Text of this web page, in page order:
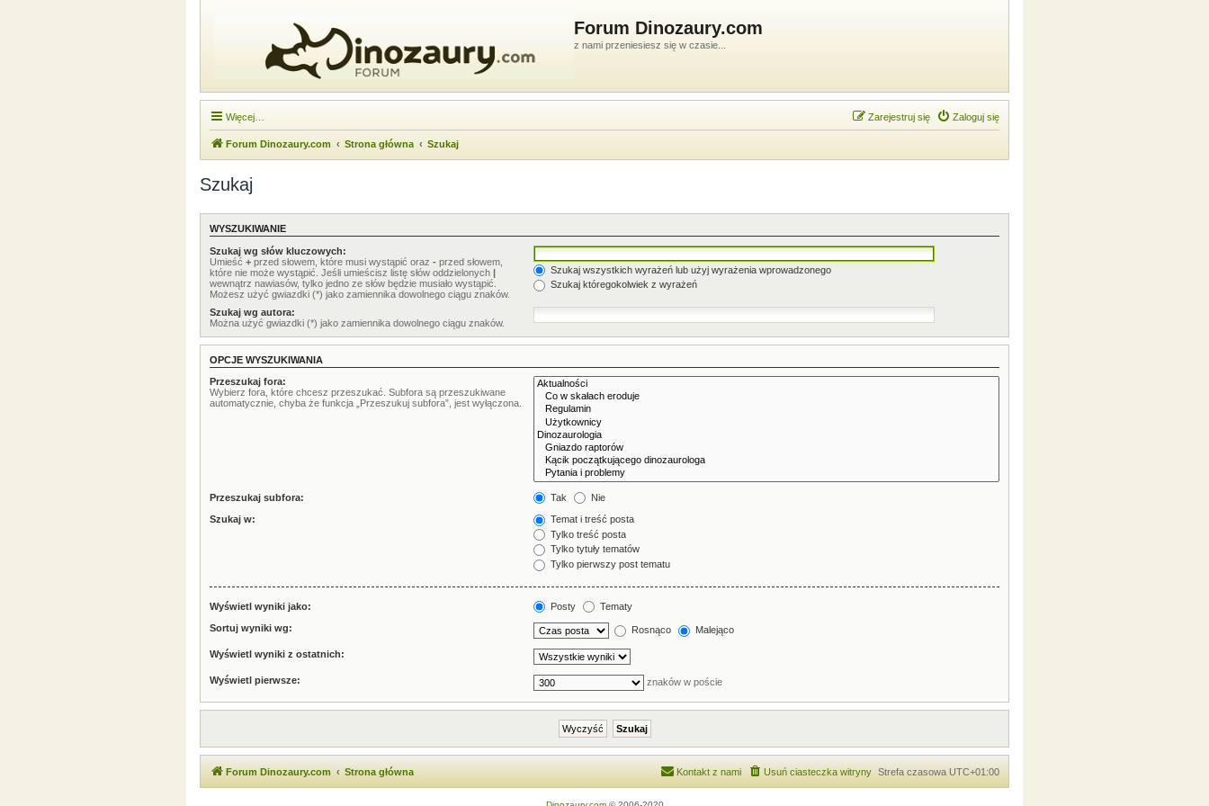
Forum Dinozaury.com
z nami przeniesiesz się w czasie...
Więcej… Zaloguj się
Zarejestruj się
Forum Dinozaury.com Strona główna Szukaj
Szukaj
WYSZUKIWANIE
Szukaj wg słów kluczowych:
Umieść + przed słowem, które musi wystąpić oraz - przed słowem,
które nie może wystąpić. Jeśli umieścisz listę słów oddzielonych |
wewnątrz nawiasów, tylko jedno ze słów będzie musiało wystąpić.
Możesz użyć gwiazdki (*) jako zamiennika dowolnego ciągu znaków.
Szukaj wszystkich wyrażeń lub użyj wyrażenia wprowadzonego
Szukaj któregokolwiek z wyrażeń
Szukaj wg autora:
Można użyć gwiazdki (*) jako zamiennika dowolnego ciągu znaków.
OPCJE WYSZUKIWANIA
Przeszukaj fora:
Wybierz fora, które chcesz przeszukać. Subfora są przeszukiwane
automatycznie, chyba że funkcja „Przeszukuj subfora”, jest wyłączona.
Przeszukaj subfora: Tak Nie
Szukaj w:
Temat i treść posta
Tylko treść posta
Tylko tytuły tematów
Tylko pierwszy post tematu
Wyświetl wyniki jako: Posty Tematy
Sortuj wyniki wg: Rosnąco Malejąco
Wyświetl wyniki z ostatnich:
Wyświetl pierwsze: znaków w poście
Forum Dinozaury.com Strona główna Strefa czasowa UTC+01:00
Usuń ciasteczka witryny
Kontakt z nami